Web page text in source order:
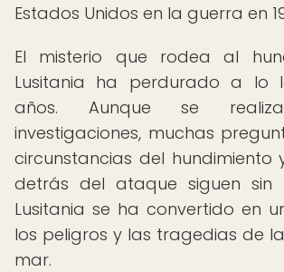
Estados Unidos en la guerra en
El misterio que rodea al
Lusitania ha perdurado a lo
años. Aunque se
investigaciones, muchas
circunstancias del hundimiento
detrás del ataque siguen sin
Lusitania se ha convertido en
los peligros y las tragedias de
mar.